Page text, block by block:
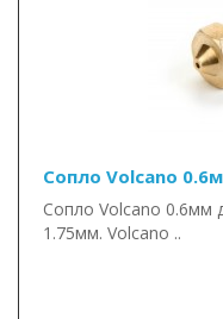
Сопло Volcano
Сопло Volcano 0.6мм
1.75мм. Volcano ..